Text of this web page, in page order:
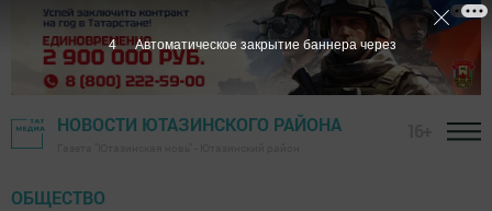
НОВОСТИ ЮТАЗИНСКОГО РАЙОНА
ОБЩЕСТВО
2 Автоматическое закрытие баннера через